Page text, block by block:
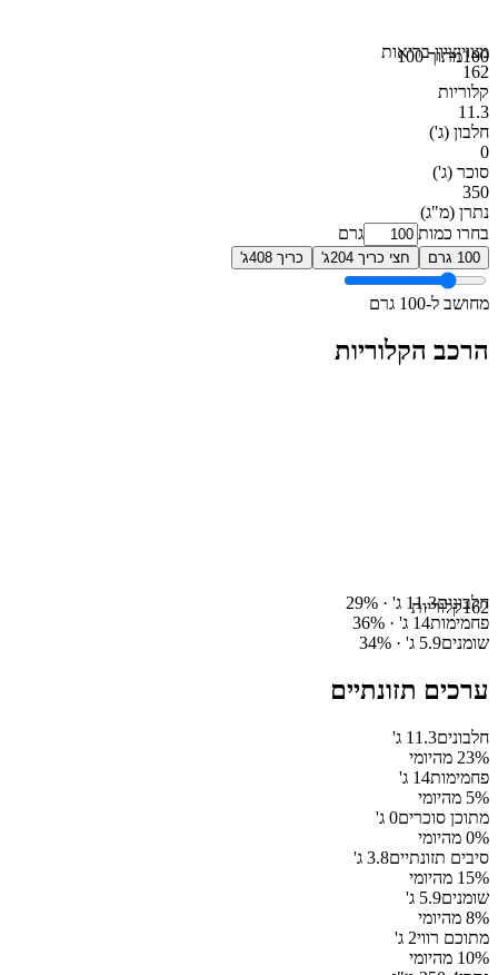
100מתוך 100מצויןציון בריאות
162
קלוריות
11.3
חלבון (ג')
0
סוכר (ג')
350
נתרן (מ"ג)
בחרו כמות
גרם
100 גרם חצי כריך 204ג' כריך 408ג'
מחושב ל-100 גרם
הרכב הקלוריות
162קלוריותחלבונים11.3 ג' · 29%
פחמימות14 ג' · 36%
שומנים5.9 ג' · 34%
ערכים תזונתיים
חלבונים11.3 ג'
23% מהיומי
פחמימות14 ג'
5% מהיומי
מתוכן סוכרים0 ג'
0% מהיומי
סיבים תזונתיים3.8 ג'
15% מהיומי
שומנים5.9 ג'
8% מהיומי
מתוכם רווי2 ג'
10% מהיומי